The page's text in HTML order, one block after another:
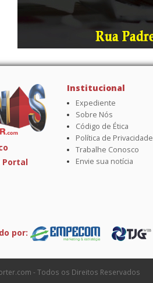
Portal
Institucional
Expediente
Sobre Nós
Código de Ética
Política de Privacidade
Trabalhe Conosco
Envie sua notícia
por:
- Todos os Direitos Reservados